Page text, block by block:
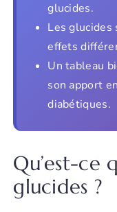
glucides.
Les glucides
effets
Un tableau
son apport
diabétiques.
Qu’est-ce
glucides ?